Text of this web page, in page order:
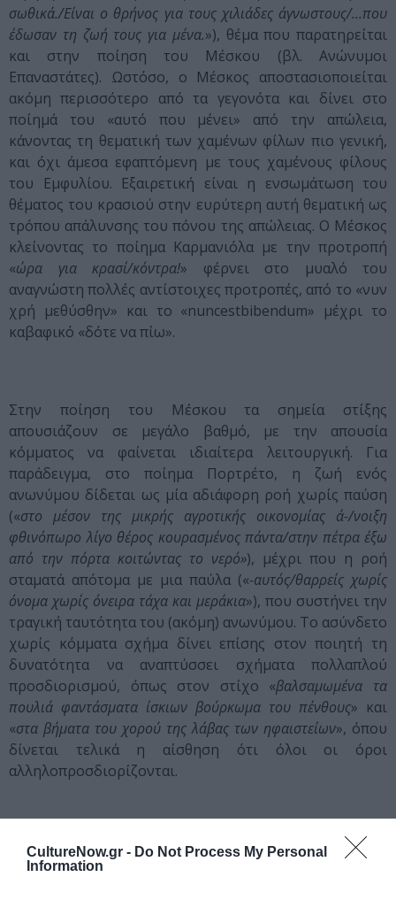
CultureNow.gr - Do Not Process My Personal
Information
σωθικά./Είναι ο θρήνος για τους χιλιάδες άγνωστους/…που
έδωσαν τη ζωή τους για μένα.»), θέμα που παρατηρείται
και στην ποίηση του Μέσκου (βλ. Ανώνυμοι
Επαναστάτες). Ωστόσο, ο Μέσκος αποστασιοποιείται
ακόμη περισσότερο από τα γεγονότα και δίνει στο
ποίημά του «αυτό που μένει» από την απώλεια,
κάνοντας τη θεματική των χαμένων φίλων πιο γενική,
και όχι άμεσα εφαπτόμενη με τους χαμένους φίλους
του Εμφυλίου. Εξαιρετική είναι η ενσωμάτωση του
θέματος του κρασιού στην ευρύτερη αυτή θεματική ως
τρόπου απάλυνσης του πόνου της απώλειας. Ο Μέσκος
κλείνοντας το ποίημα Καρμανιόλα με την προτροπή
«ώρα για κρασί/κόντρα!» φέρνει στο μυαλό του
αναγνώστη πολλές αντίστοιχες προτροπές, από το «νυν
χρή μεθύσθην» και το «nuncestbibendum» μέχρι το
καβαφικό «δότε να πίω».
Στην ποίηση του Μέσκου τα σημεία στίξης
απουσιάζουν σε μεγάλο βαθμό, με την απουσία
κόμματος να φαίνεται ιδιαίτερα λειτουργική. Για
παράδειγμα, στο ποίημα Πορτρέτο, η ζωή ενός
ανωνύμου δίδεται ως μία αδιάφορη ροή χωρίς παύση
(«στο μέσον της μικρής αγροτικής οικονομίας ά-/νοιξη
φθινόπωρο λίγο θέρος κουρασμένος πάντα/στην πέτρα έξω
από την πόρτα κοιτώντας το νερό»), μέχρι που η ροή
σταματά απότομα με μια παύλα («-αυτός/θαρρείς χωρίς
όνομα χωρίς όνειρα τάχα και μεράκια»), που συστήνει την
τραγική ταυτότητα του (ακόμη) ανωνύμου. Το ασύνδετο
χωρίς κόμματα σχήμα δίνει επίσης στον ποιητή τη
δυνατότητα να αναπτύσσει σχήματα πολλαπλού
προσδιορισμού, όπως στον στίχο «βαλσαμωμένα τα
πουλιά φαντάσματα ίσκιων βούρκωμα του πένθους» και
«στα βήματα του χορού της λάβας των ηφαιστείων», όπου
δίνεται τελικά η αίσθηση ότι όλοι οι όροι
αλληλοπροσδιορίζονται.
Αυτή η απουσία στίξης είναι που δίνει στην ποίηση του
Μέσκου μια ωραία ελευθερία ρυθμού· η μουσικότητα